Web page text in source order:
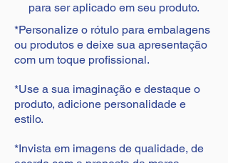
para ser aplicado em seu produto.
*Personalize o rótulo para embalagens
ou produtos e deixe sua apresentação
com um toque profissional.
*Use a sua imaginação e destaque o
produto, adicione personalidade e
estilo.
*Invista em imagens de qualidade, de